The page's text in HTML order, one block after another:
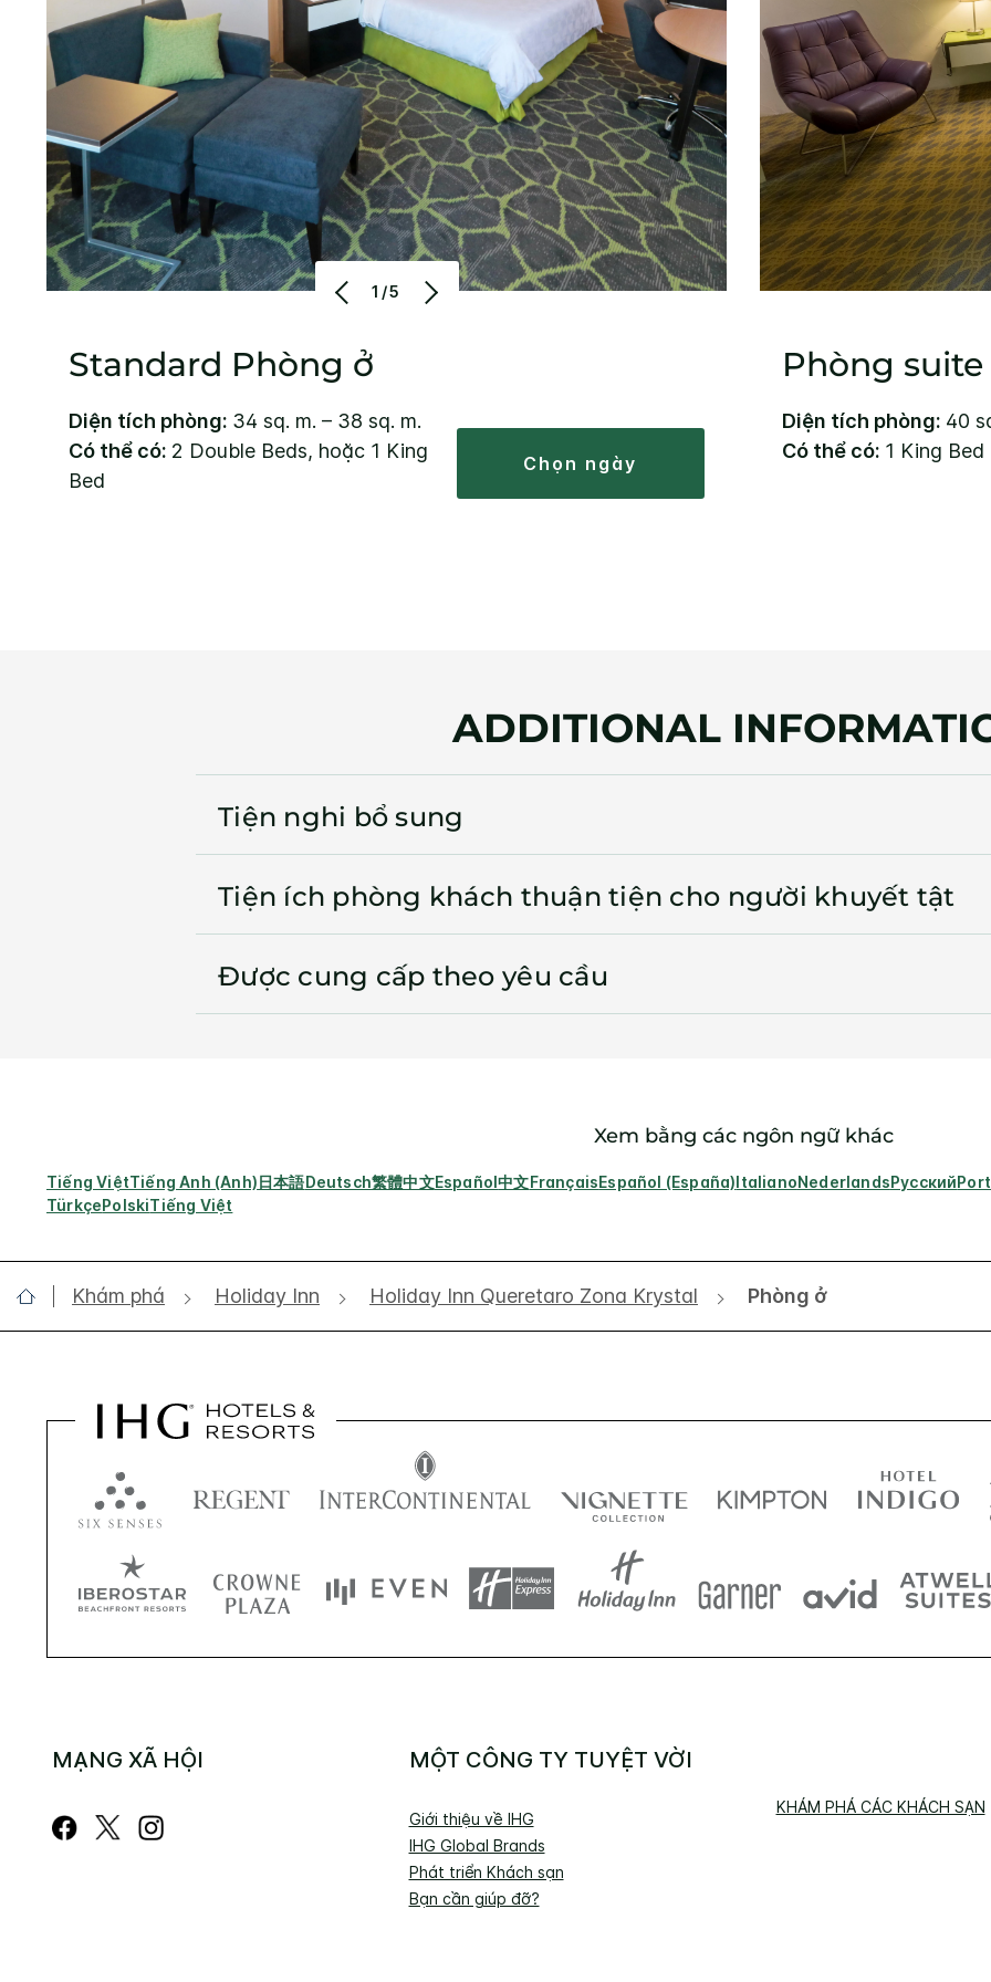
1/5
Standard Phòng ở
Diện tích phòng: 34 sq. m. – 38 sq. m.
Có thể có: 2 Double Beds, hoặc 1 King
Bed
chọn ngày
Phòng suite
Diện tích phòng: 40
Có thể có: 1 King Bed
ADDITIONAL
Tiện nghi bổ sung
Tiện ích phòng khách thuận tiện cho người khuyết tật
Được cung cấp theo yêu cầu
Xem bằng các ngôn ngữ khác
Tiếng ViệtTiếng Anh (Anh)日本語Deutsch繁體中文Español中文FrançaisEspañol (España)ItalianoNederlandsРусский
TürkçePolskiTiếng Việt
Khám phá Holiday Inn Holiday Inn Queretaro Zona Krystal Phòng ở
MẠNG XÃ HỘI MỘT CÔNG TY TUYỆT VỜI
Giới thiệu về IHG
IHG Global Brands
Phát triển Khách sạn
Bạn cần giúp đỡ?
KHÁM PHÁ CÁC KHÁCH SẠN